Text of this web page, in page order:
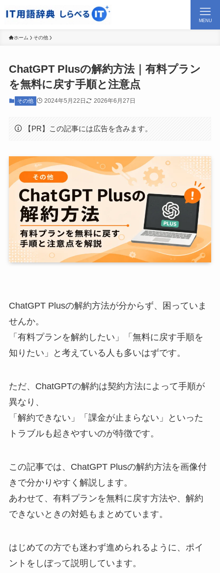
MENU
ホーム その他
ChatGPT Plusの解約方法｜有料プラン
を無料に戻す手順と注意点
その他 2024年5月22日 2026年6月27日
【PR】この記事には広告を含みます。
ChatGPT Plusの解約方法が分からず、困っていま
せんか。
「有料プランを解約したい」「無料に戻す手順を
知りたい」と考えている人も多いはずです。
ただ、ChatGPTの解約は契約方法によって手順が
異なり、
「解約できない」「課金が止まらない」といった
トラブルも起きやすいのが特徴です。
この記事では、ChatGPT Plusの解約方法を画像付
きで分かりやすく解説します。
あわせて、有料プランを無料に戻す方法や、解約
できないときの対処もまとめています。
はじめての方でも迷わず進められるように、ポイ
ントをしぼって説明しています。